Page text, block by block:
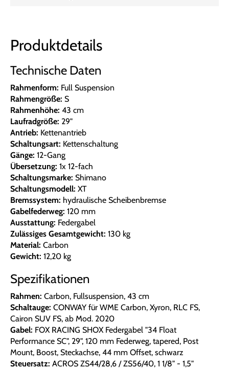
Produktdetails
Technische Daten
Rahmenform: Full Suspension
Rahmengröße: S
Rahmenhöhe: 43 cm
Laufradgröße: 29"
Antrieb: Kettenantrieb
Schaltungsart: Kettenschaltung
Gänge: 12-Gang
Übersetzung: 1x 12-fach
Schaltungsmarke: Shimano
Schaltungsmodell: XT
Bremssystem: hydraulische Scheibenbremse
Gabelfederweg: 120 mm
Ausstattung: Federgabel
Zulässiges Gesamtgewicht: 130 kg
Material: Carbon
Gewicht: 12,20 kg
Spezifikationen
Rahmen: Carbon, Fullsuspension, 43 cm
Schaltauge: CONWAY für WME Carbon, Xyron, RLC FS,
Cairon SUV FS, ab Mod. 2020
Gabel: FOX RACING SHOX Federgabel "34 Float
Performance SC", 29", 120 mm Federweg, tapered, Post
Mount, Boost, Steckachse, 44 mm Offset, schwarz
Steuersatz: ACROS ZS44/28,6 / ZS56/40, 1 1/8" - 1,5"